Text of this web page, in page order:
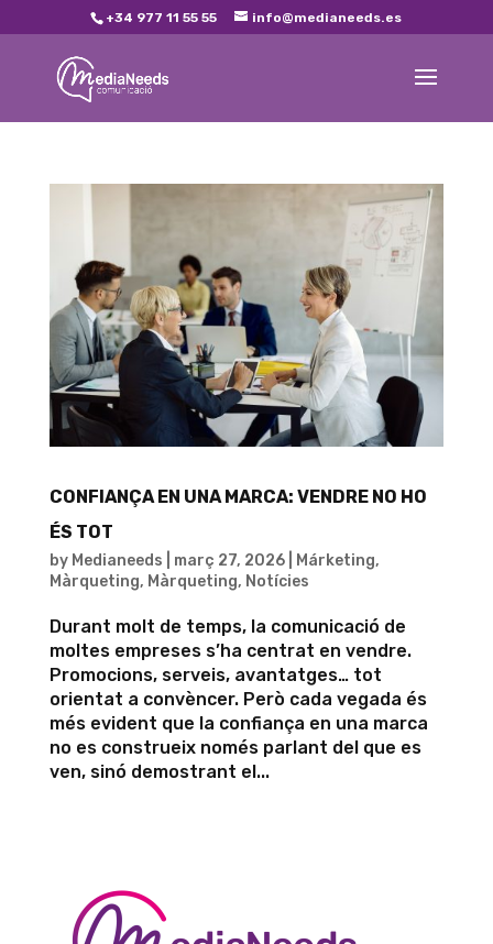
+34 977 11 55 55 info@medianeeds.es
CONFIANÇA EN UNA MARCA: VENDRE NO HO
ÉS TOT
by Medianeeds març 27, 2026| Márketing,
Màrqueting, Màrqueting, Notícies
Durant molt de temps, la comunicació de
moltes empreses s’ha centrat en vendre.
Promocions, serveis, avantatges… tot
orientat a convèncer. Però cada vegada és
més evident que la confiança en una marca
no es construeix només parlant del que es
ven, sinó demostrant el...